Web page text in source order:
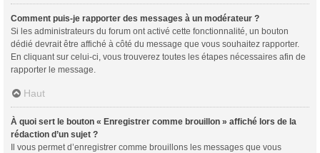
Comment puis-je rapporter des messages à un modérateur ?
Si les administrateurs du forum ont activé cette fonctionnalité, un bouton
dédié devrait être affiché à côté du message que vous souhaitez rapporter.
En cliquant sur celui-ci, vous trouverez toutes les étapes nécessaires afin de
rapporter le message.
Haut
À quoi sert le bouton « Enregistrer comme brouillon » affiché lors de la
rédaction d’un sujet ?
Il vous permet d’enregistrer comme brouillons les messages que vous